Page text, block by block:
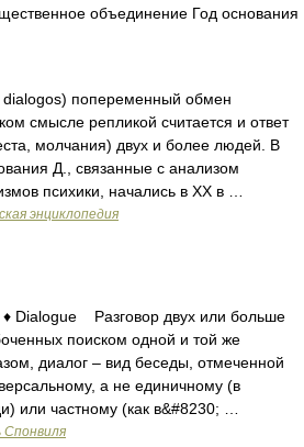
объединение Год основания
попеременный обмен
смысле репликой считается и ответ
молчания) двух и более людей. В
Д., связанные с анализом
психики, начались в ХХ в …
энциклопедия
Dialogue Разговор двух или больше
поиском одной и той же
диалог – вид беседы, отмеченной
а не единичному (в
или частному (как в&#8230; …
Спонвиля